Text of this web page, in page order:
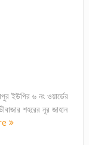
ইউপির ৬ নং ওয়ার্ডের
শহরের নূর জাহান